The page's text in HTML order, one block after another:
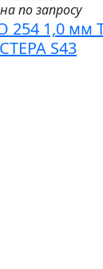
по запросу
1,0 мм
S43